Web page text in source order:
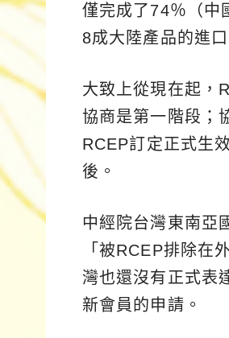
僅完成了74％（中
8成大陸產品的進
大致上從現在起，
協商是第一階段；
RCEP訂定正式生
後。
中經院台灣東南亞
「被RCEP排除在
灣也還沒有正式表
新會員的申請。